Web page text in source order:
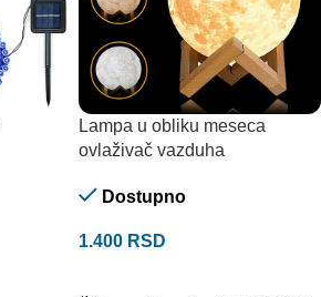
Lampa u obliku meseca
ovlaživač vazduha
Dostupno
1.400 RSD